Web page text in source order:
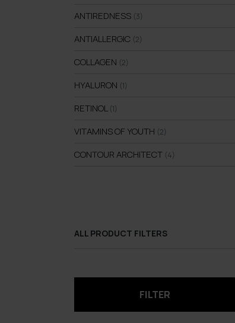
ANTIREDNESS (3)
ANTIALLERGIC (2)
COLLAGEN (2)
HYALURON (1)
RETINOL (1)
VITAMINS OF YOUTH (2)
CONTOUR ARCHITECT (4)
ALL PRODUCT FILTERS
FILTER